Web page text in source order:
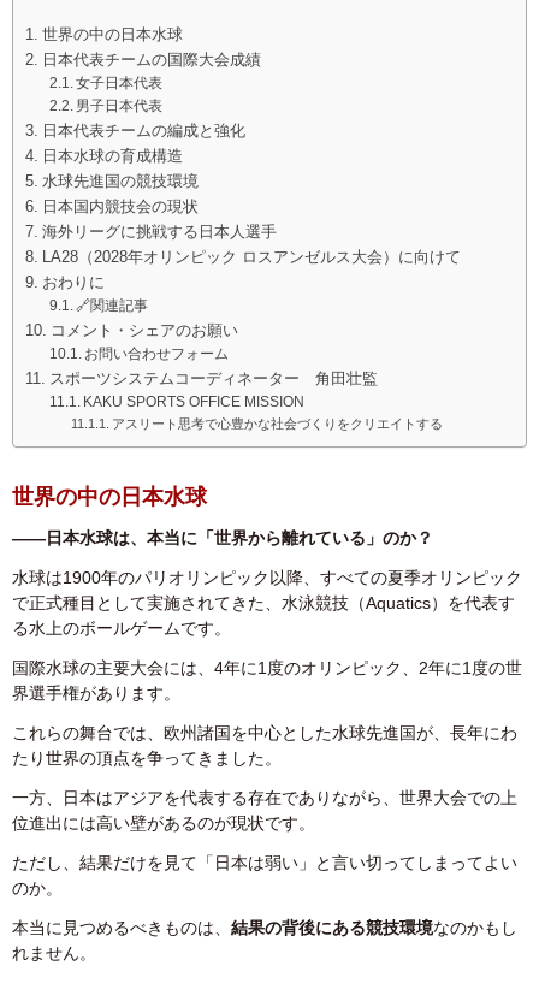
世界の中の日本水球
日本代表チームの国際大会成績
女子日本代表
男子日本代表
日本代表チームの編成と強化
日本水球の育成構造
水球先進国の競技環境
日本国内競技会の現状
海外リーグに挑戦する日本人選手
LA28（2028年オリンピック ロスアンゼルス大会）に向けて
おわりに
🔗関連記事
コメント・シェアのお願い
お問い合わせフォーム
スポーツシステムコーディネーター 角田壮監
KAKU SPORTS OFFICE MISSION
アスリート思考で心豊かな社会づくりをクリエイトする
世界の中の日本水球
――日本水球は、本当に「世界から離れている」のか？
水球は1900年のパリオリンピック以降、すべての夏季オリンピック
で正式種目として実施されてきた、水泳競技（Aquatics）を代表す
る水上のボールゲームです。
国際水球の主要大会には、4年に1度のオリンピック、2年に1度の世
界選手権があります。
これらの舞台では、欧州諸国を中心とした水球先進国が、長年にわ
たり世界の頂点を争ってきました。
一方、日本はアジアを代表する存在でありながら、世界大会での上
位進出には高い壁があるのが現状です。
ただし、結果だけを見て「日本は弱い」と言い切ってしまってよい
のか。
本当に見つめるべきものは、 結果の背後にある競技環境なのかもし
れません。